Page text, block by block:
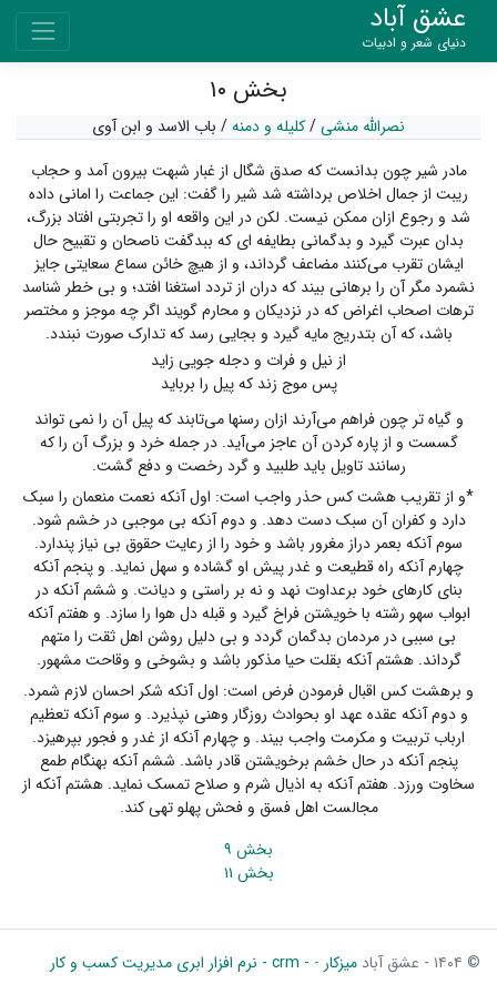
عشق آباد
دنیای شعر و ادبیات
بخش ۱۰
نصرالله منشی/کلیله و دمنه/ باب الاسد و ابن آوی
مادر شیر چون بدانست که صدق شگال از غبار شبهت بیرون آمد و حجاب
ریبت از جمال اخلاص برداشته شد شیر را گفت: این جماعت را امانی داده
شد و رجوع ازان ممکن نیست. لکن در این واقعه او را تجربتی افتاد بزرگ،
بدان عبرت گیرد و بدگمانی بطایفه ای که ببدگفت ناصحان و تقبیح حال
ایشان تقرب می‌کنند مضاعف گرداند، و از هیچ خائن سماع سعایتی جایز
نشمرد مگر آن را برهانی بیند که دران از تردد استغنا افتد؛ و بی خطر شناسد
ترهات اصحاب اغراض که در نزدیکان و محارم گویند اگر چه موجز و مختصر
باشد، که آن بتدریج مایه گیرد و بجایی رسد که تدارک صورت نبندد.
از نیل و فرات و دجله جویی زاید
پس موج زند که پیل را برباید
و گیاه تر چون فراهم می‌آرند ازان رسنها می‌تابند که پیل آن را نمی تواند
گسست و از پاره کردن آن عاجز می‌آید. در جمله خرد و بزرگ آن را که
رسانند تاویل باید طلبید و گرد رخصت و دفع گشت.
*و از تقریب هشت کس حذر واجب است: اول آنکه نعمت منعمان را سبک
دارد و کفران آن سبک دست دهد. و دوم آنکه بی موجبی در خشم شود.
سوم آنکه بعمر دراز مغرور باشد و خود را از رعایت حقوق بی نیاز پندارد.
چهارم آنکه راه قطیعت و غدر پیش او گشاده و سهل نماید. و پنجم آنکه
بنای کارهای خود برعداوت نهد و نه بر راستی و دیانت. و ششم آنکه در
ابواب سهو رشته با خویشتن فراخ گیرد و قبله دل هوا را سازد. و هفتم آنکه
بی سببی در مردمان بدگمان گردد و بی دلیل روشن اهل ثقت را متهم
گرداند. هشتم آنکه بقلت حیا مذکور باشد و بشوخی و وقاحت مشهور.
و برهشت کس اقبال فرمودن فرض است: اول آنکه شکر احسان لازم شمرد.
و دوم آنکه عقده عهد او بحوادث روزگار وهنی نپذیرد. و سوم آنکه تعظیم
ارباب تربیت و مکرمت واجب بیند. و چهارم آنکه از غدر و فجور بپرهیزد.
پنجم آنکه در حال خشم برخویشتن قادر باشد. ششم آنکه بهنگام طمع
سخاوت ورزد. هفتم آنکه به اذیال شرم و صلاح تمسک نماید. هشتم آنکه از
مجالست اهل فسق و فحش پهلو تهی کند.
بخش ۹
بخش ۱۱
© ۱۴۰۴ - عشق آباد میزکار - - crm - نرم افزار ابری مدیریت کسب و کار